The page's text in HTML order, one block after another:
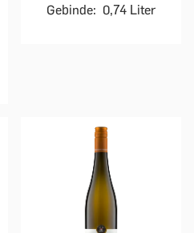
Gebinde: 0,74 Liter